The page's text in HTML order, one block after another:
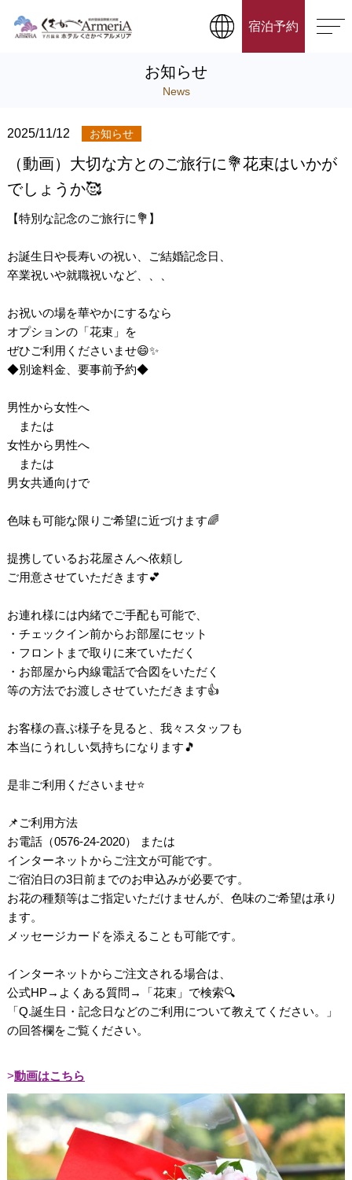
宿泊予約
お知らせ
News
2025/11/12 お知らせ
（動画）大切な方とのご旅行に💐花束はいかが
でしょうか🥰
【特別な記念のご旅行に💐】
お誕生日や長寿いの祝い、ご結婚記念日、
卒業祝いや就職祝いなど、、、
お祝いの場を華やかにするなら
オプションの「花束」を
ぜひご利用くださいませ😄✨
◆別途料金、要事前予約◆
男性から女性へ
または
女性から男性へ
または
男女共通向けで
色味も可能な限りご希望に近づけます🌈
提携しているお花屋さんへ依頼し
ご用意させていただきます💕
お連れ様には内緒でご手配も可能で、
・チェックイン前からお部屋にセット
・フロントまで取りに来ていただく
・お部屋から内線電話で合図をいただく
等の方法でお渡しさせていただきます👍
お客様の喜ぶ様子を見ると、我々スタッフも
本当にうれしい気持ちになります🎵
是非ご利用くださいませ⭐
📌ご利用方法
お電話（0576-24-2020） または
インターネットからご注文が可能です。
ご宿泊日の3日前までのお申込みが必要です。
お花の種類等はご指定いただけませんが、色味のご希望は承り
ます。
メッセージカードを添えることも可能です。
インターネットからご注文される場合は、
公式HP→よくある質問→「花束」で検索🔍
「Q.誕生日・記念日などのご利用について教えてください。」
の回答欄をご覧ください。
動画はこちら